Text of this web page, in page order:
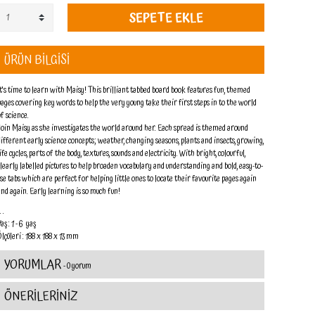
SEPETE EKLE
ÜRÜN BİLGİSİ
time to learn with Maisy! This brilliant tabbed board book features fun, themed
covering key words to help the very young take their first steps in to the world
science.
Maisy as she investigates the world around her. Each spread is themed around
early science concepts; weather, changing seasons, plants and insects, growing,
cycles, parts of the body, textures, sounds and electricity. With bright, colourful,
labelled pictures to help broaden vocabulary and understanding and bold, easy-to-
tabs which are perfect for helping little ones to locate their favourite pages again
again. Early learning is so much fun!
.
: 1 - 6 yaş
: 188 x 188 x 13 mm
YORUMLAR- 0 yorum
ÖNERİLERİNİZ